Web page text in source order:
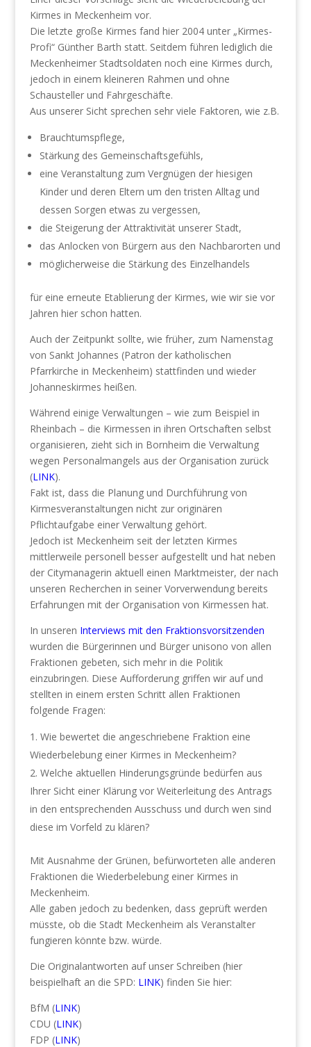
Kirmes in Meckenheim vor.
Die letzte große Kirmes fand hier 2004 unter „Kirmes-
Profi“ Günther Barth statt. Seitdem führen lediglich die
Meckenheimer Stadtsoldaten noch eine Kirmes durch,
jedoch in einem kleineren Rahmen und ohne
Schausteller und Fahrgeschäfte.
Aus unserer Sicht sprechen sehr viele Faktoren, wie z.B.
Brauchtumspflege,
Stärkung des Gemeinschaftsgefühls,
eine Veranstaltung zum Vergnügen der hiesigen
Kinder und deren Eltern um den tristen Alltag und
dessen Sorgen etwas zu vergessen,
die Steigerung der Attraktivität unserer Stadt,
das Anlocken von Bürgern aus den Nachbarorten und
möglicherweise die Stärkung des Einzelhandels
für eine erneute Etablierung der Kirmes, wie wir sie vor
Jahren hier schon hatten.
Auch der Zeitpunkt sollte, wie früher, zum Namenstag
von Sankt Johannes (Patron der katholischen
Pfarrkirche in Meckenheim) stattfinden und wieder
Johanneskirmes heißen.
Während einige Verwaltungen – wie zum Beispiel in
Rheinbach – die Kirmessen in ihren Ortschaften selbst
organisieren, zieht sich in Bornheim die Verwaltung
wegen Personalmangels aus der Organisation zurück
(LINK).
Fakt ist, dass die Planung und Durchführung von
Kirmesveranstaltungen nicht zur originären
Pflichtaufgabe einer Verwaltung gehört.
Jedoch ist Meckenheim seit der letzten Kirmes
mittlerweile personell besser aufgestellt und hat neben
der Citymanagerin aktuell einen Marktmeister, der nach
unseren Recherchen in seiner Vorverwendung bereits
Erfahrungen mit der Organisation von Kirmessen hat.
In unseren Interviews mit den Fraktionsvorsitzenden
wurden die Bürgerinnen und Bürger unisono von allen
Fraktionen gebeten, sich mehr in die Politik
einzubringen. Diese Aufforderung griffen wir auf und
stellten in einem ersten Schritt allen Fraktionen
folgende Fragen:
Wie bewertet die angeschriebene Fraktion eine
Wiederbelebung einer Kirmes in Meckenheim?
Welche aktuellen Hinderungsgründe bedürfen aus
Ihrer Sicht einer Klärung vor Weiterleitung des Antrags
in den entsprechenden Ausschuss und durch wen sind
diese im Vorfeld zu klären?
Mit Ausnahme der Grünen, befürworteten alle anderen
Fraktionen die Wiederbelebung einer Kirmes in
Meckenheim.
Alle gaben jedoch zu bedenken, dass geprüft werden
müsste, ob die Stadt Meckenheim als Veranstalter
fungieren könnte bzw. würde.
Die Originalantworten auf unser Schreiben (hier
beispielhaft an die SPD: LINK) finden Sie hier:
BfM (LINK)
CDU (LINK)
FDP (LINK)